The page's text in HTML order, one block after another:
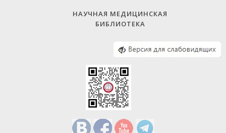
НАУЧНАЯ МЕДИЦИНСКАЯ
БИБЛИОТЕКА